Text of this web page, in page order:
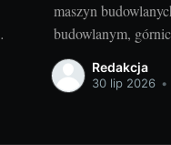
maszyn
budowlanym,
efektywność pracy
odpowiednich
Redakcja
30 lip 2026 •